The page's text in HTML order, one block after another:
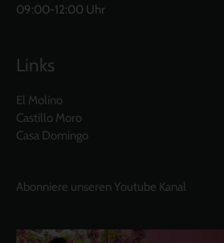
09:00-12:00 Uhr
Links
El Molino
Castillo Moro
Casa Domingo
Abonniere unseren Youtube Kanal